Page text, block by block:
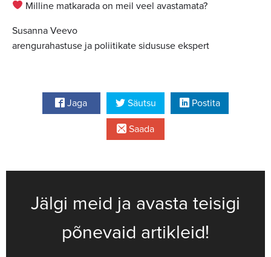
Milline matkarada on meil veel avastamata?
Susanna Veevo
arengurahastuse ja poliitikate sidususe ekspert
Jaga Säutsu Postita
Saada
Jälgi meid ja avasta teisigi
põnevaid artikleid!